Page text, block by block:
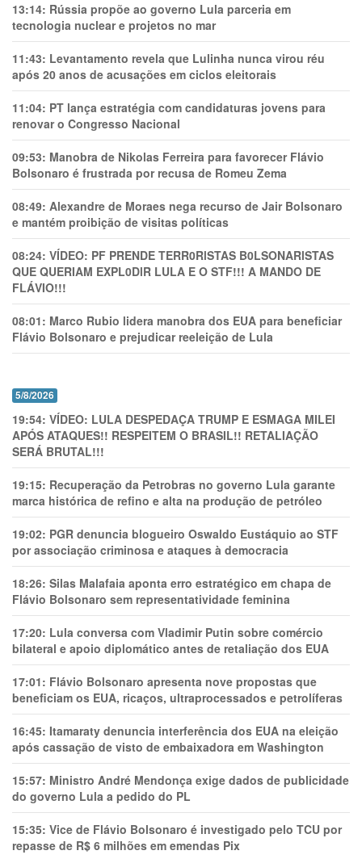
13:14: Rússia propõe ao governo Lula parceria em
tecnologia nuclear e projetos no mar
11:43: Levantamento revela que Lulinha nunca virou réu
após 20 anos de acusações em ciclos eleitorais
11:04: PT lança estratégia com candidaturas jovens para
renovar o Congresso Nacional
09:53: Manobra de Nikolas Ferreira para favorecer Flávio
Bolsonaro é frustrada por recusa de Romeu Zema
08:49: Alexandre de Moraes nega recurso de Jair Bolsonaro
e mantém proibição de visitas políticas
08:24: VÍDEO: PF PRENDE TERR0RlSTAS B0LSONARlSTAS
QUE QUERIAM EXPL0DlR LULA E O STF!!! A MANDO DE
FLÁVIO!!!
08:01: Marco Rubio lidera manobra dos EUA para beneficiar
Flávio Bolsonaro e prejudicar reeleição de Lula
5/8/2026
19:54: VÍDEO: LULA DESPEDAÇA TRUMP E ESMAGA MILEI
APÓS ATAQUES!! RESPEITEM O BRASIL!! RETALIAÇÃO
SERÁ BRUTAL!!!
19:15: Recuperação da Petrobras no governo Lula garante
marca histórica de refino e alta na produção de petróleo
19:02: PGR denuncia blogueiro Oswaldo Eustáquio ao STF
por associação criminosa e ataques à democracia
18:26: Silas Malafaia aponta erro estratégico em chapa de
Flávio Bolsonaro sem representatividade feminina
17:20: Lula conversa com Vladimir Putin sobre comércio
bilateral e apoio diplomático antes de retaliação dos EUA
17:01: Flávio Bolsonaro apresenta nove propostas que
beneficiam os EUA, ricaços, ultraprocessados e petrolíferas
16:45: Itamaraty denuncia interferência dos EUA na eleição
após cassação de visto de embaixadora em Washington
15:57: Ministro André Mendonça exige dados de publicidade
do governo Lula a pedido do PL
15:35: Vice de Flávio Bolsonaro é investigado pelo TCU por
repasse de R$ 6 milhões em emendas Pix